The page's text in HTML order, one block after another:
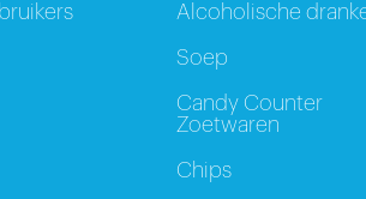
Alcoholische
Soep
Candy Counter
Zoetwaren
Chips